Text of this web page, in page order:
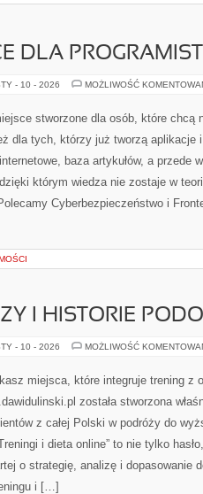
DLA
- 10 - 2026 MOŻLIWOŚĆ
stworzone dla osób, które chcą
dla tych, którzy już tworzą aplikacje
baza artykułów, a przede
którym wiedza nie zostaje w
Cyberbezpieczeństwo i
I HISTORIE
- 10 - 2026 MOŻLIWOŚĆ
miejsca, które integruje trening z
została stworzona
z całej Polski w podróży do
i dieta online” to nie tylko
o strategię, analizę i dopasowanie
i […]